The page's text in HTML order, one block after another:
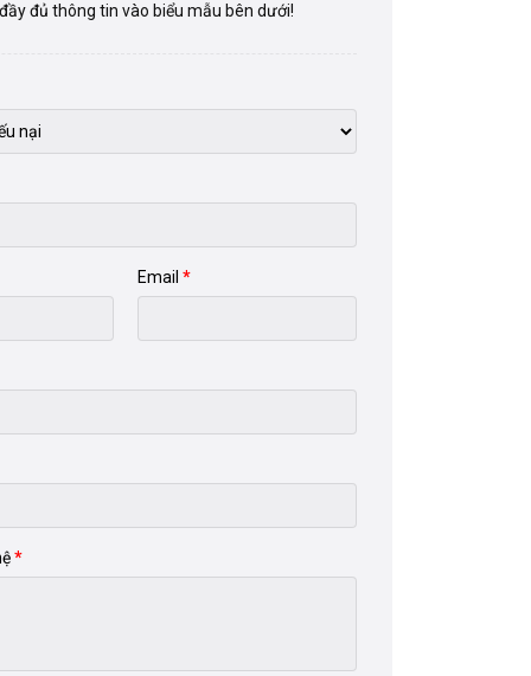
đủ thông tin vào biểu mẫu bên dưới!
Email